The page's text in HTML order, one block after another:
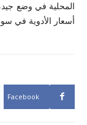
المحلية في وضع
أسعار الأدوية في
Facebook